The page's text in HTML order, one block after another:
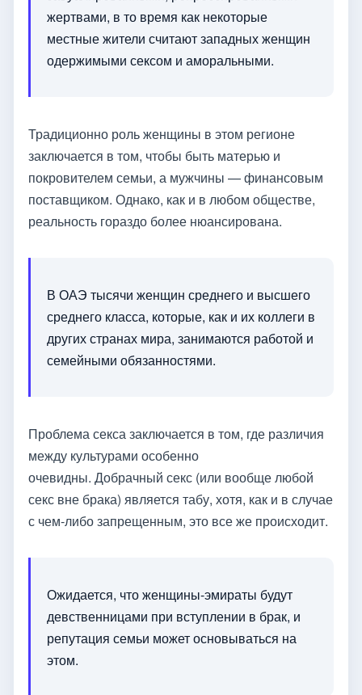
жертвами, в то время как некоторые
местные жители считают западных женщин
одержимыми сексом и аморальными.
Традиционно роль женщины в этом регионе
заключается в том, чтобы быть матерью и
покровителем семьи, а мужчины — финансовым
поставщиком. Однако, как и в любом обществе,
реальность гораздо более нюансирована.
В ОАЭ тысячи женщин среднего и высшего
среднего класса, которые, как и их коллеги в
других странах мира, занимаются работой и
семейными обязанностями.
Проблема секса заключается в том, где различия
между культурами особенно
очевидны. Добрачный секс (или вообще любой
секс вне брака) является табу, хотя, как и в случае
с чем-либо запрещенным, это все же происходит.
Ожидается, что женщины-эмираты будут
девственницами при вступлении в брак, и
репутация семьи может основываться на
этом.